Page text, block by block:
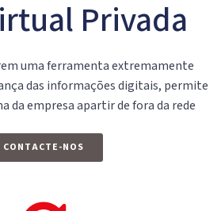
Privada
uma ferramenta extremamente
das informações digitais, permite
da empresa apartir de fora da rede
CONTACTE-NOS